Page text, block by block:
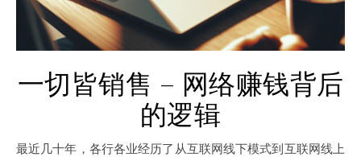
一切皆销售 – 网络赚钱背后
的逻辑
最近几十年，各行各业经历了从互联网线下模式到互联网线上